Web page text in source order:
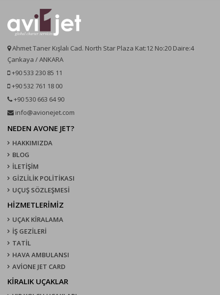
Ahmet Taner Kışlalı Cad. North Star Plaza Kat:12 No:20 Daire:4
Çankaya / ANKARA
+90 533 230 85 11
+90 532 761 18 00
+90 530 663 64 90
info@avionejet.com
NEDEN AVONE JET?
HAKKIMIZDA
BLOG
İLETİŞİM
GİZLİLİK POLİTİKASI
UÇUŞ SÖZLEŞMESI
HİZMETLERİMİZ
UÇAK KIRALAMA
İŞ GEZİLERİ
TATİL
HAVA AMBULANSI
AVİONE JET CARD
KIRALIK UÇAKLAR